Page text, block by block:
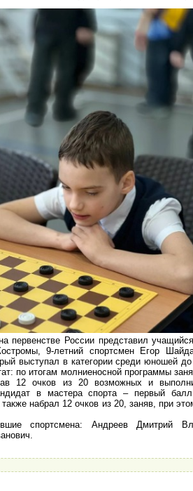
первенстве России представил
9-летний спортсмен Егор
выступал в категории среди юношей
по итогам молниеносной программы
12 очков из 20 возможных и
в мастера спорта – первый
набрал 12 очков из 20, заняв, при
спортсмена: Андреев Дмитрий